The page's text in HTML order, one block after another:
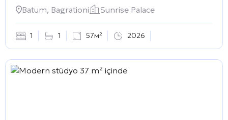
Batum, Bagrationi
Sunrise Palace
1 1 57м² 2026